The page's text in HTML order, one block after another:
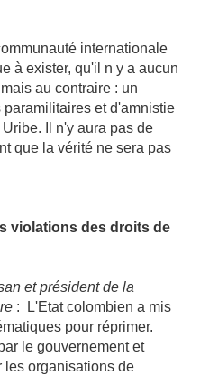
internationale
à exister, qu'il n y a aucun
au contraire : un
et d'amnistie
Il n'y aura pas de
que la vérité ne sera pas
violations des droits de
et président de la
: L'Etat colombien a mis
pour réprimer.
le gouvernement et
les organisations de